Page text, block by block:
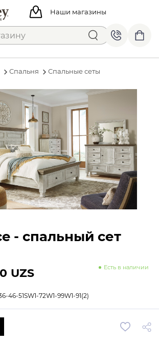
Наши магазины
Спальня Спальные сеты
- спальный сет
Есть в наличии
UZS
46-51SW1-72W1-99W1-91(2)